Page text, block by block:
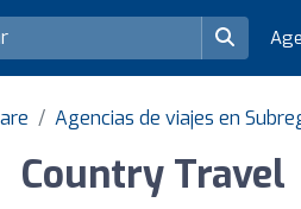
Agencias de viajes en
Country Travel